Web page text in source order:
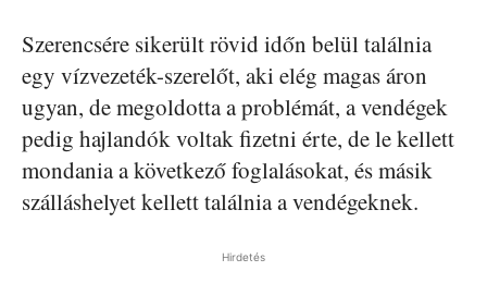
Szerencsére sikerült rövid időn belül találnia
egy vízvezeték-szerelőt, aki elég magas áron
ugyan, de megoldotta a problémát, a vendégek
pedig hajlandók voltak fizetni érte, de le kellett
mondania a következő foglalásokat, és másik
szálláshelyet kellett találnia a vendégeknek.
Hirdetés